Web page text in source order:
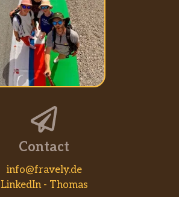
Contact
info@fravely.de
LinkedIn - Thomas